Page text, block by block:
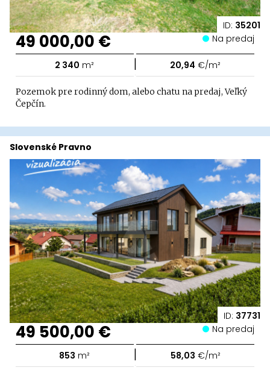
ID: 35201
49 000,00 € Na predaj
2 340 m² | 20,94 €/m²
Pozemok pre rodinný dom, alebo chatu na predaj, Veľký
Čepčín.
ID: 37731
Slovenské Pravno
49 500,00 € Na predaj
853 m² | 58,03 €/m²